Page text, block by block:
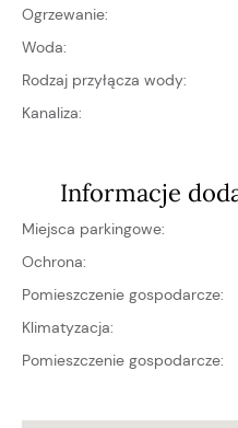
Ogrzewanie:
Woda:
Rodzaj przyłącza wody:
Kanaliza:
Informacje
Miejsca parkingowe:
Ochrona:
Pomieszczenie gospodarcze:
Klimatyzacja:
Pomieszczenie gospodarcze: